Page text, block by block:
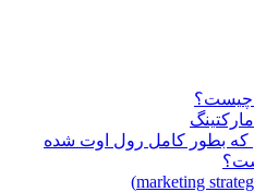
که بطور کامل رول اوت شده